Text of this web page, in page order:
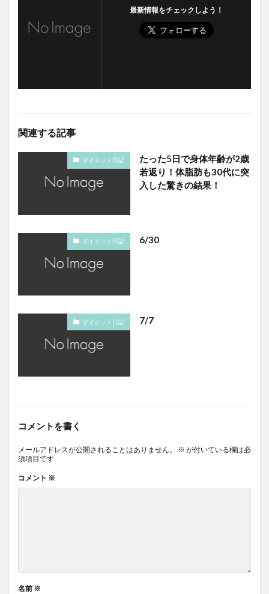
最新情報をチェックしよう！
関連する記事
ダイエット日記
たった5日で身体年齢が2歳
若返り！体脂肪も30代に突
入した驚きの結果！
ダイエット日記 6/30
ダイエット日記 7/7
コメントを書く
メールアドレスが公開されることはありません。 ※ が付いている欄は必
須項目です
コメント ※
名前 ※